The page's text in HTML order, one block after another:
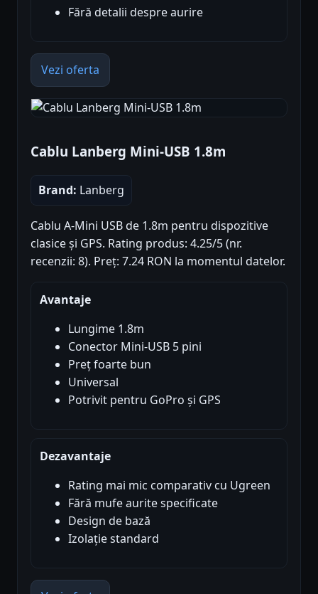
Fără detalii despre aurire
Vezi oferta
Cablu Lanberg Mini-USB 1.8m
Brand: Lanberg
Cablu A-Mini USB de 1.8m pentru dispozitive
clasice și GPS. Rating produs: 4.25/5 (nr.
recenzii: 8). Preț: 7.24 RON la momentul datelor.
Avantaje
Lungime 1.8m
Conector Mini-USB 5 pini
Preț foarte bun
Universal
Potrivit pentru GoPro și GPS
Dezavantaje
Rating mai mic comparativ cu Ugreen
Fără mufe aurite specificate
Design de bază
Izolație standard